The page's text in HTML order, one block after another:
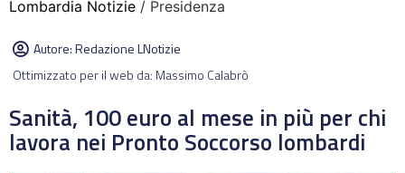
Lombardia Notizie / Presidenza
Autore:Redazione LNotizie
Ottimizzato per il web da: Massimo Calabrò
Sanità, 100 euro al mese in più per chi
lavora nei Pronto Soccorso lombardi